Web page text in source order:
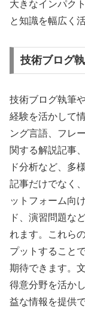
大きなインパク
と知識を幅広く
技術ブログ
技術ブログ執筆
経験を活かして
ング言語、フレ
関する解説記事
ド分析など、多
記事だけでなく
ットフォーム向
ド、演習問題な
れます。これら
プットすること
期待できます。
得意分野を活か
益な情報を提供